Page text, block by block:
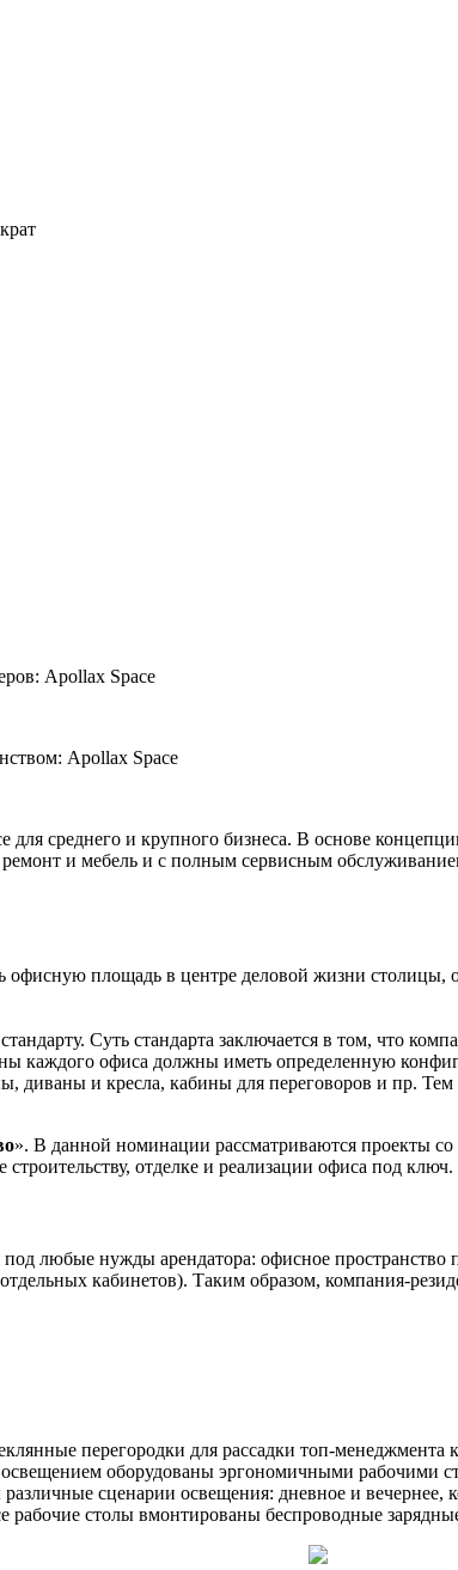
Apollax Space
Apollax Space
среднего и крупного бизнеса. В основе
и мебель и с полным сервисным
площадь в центре деловой жизни
Суть стандарта заключается в том, что
каждого офиса должны иметь определенную
и кресла, кабины для переговоров и пр. Тем
». В данной номинации рассматриваются проекты
отделке и реализации офиса под ключ.
любые нужды арендатора: офисное пространство
кабинетов). Таким образом, компания-
перегородки для рассадки топ-
оборудованы эргономичными рабочими
сценарии освещения: дневное и вечернее,
столы вмонтированы беспроводные